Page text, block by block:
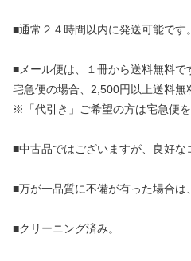
■通常２４時間以内に発送可能です。
■メール便は、１冊から送料無料で
宅急便の場合、2,500円以上送料無
※「代引き」ご希望の方は宅急便を
■中古品ではございますが、良好な
■万が一品質に不備が有った場合は
■クリーニング済み。